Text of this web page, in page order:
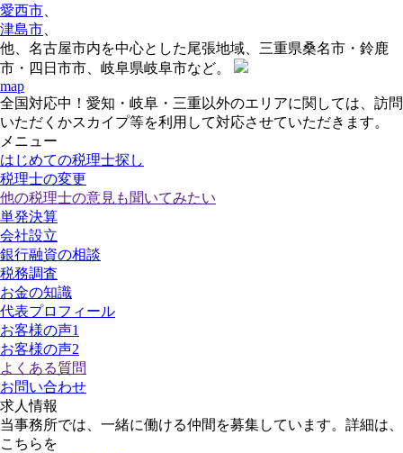
愛西市
津島市
他、名古屋市内を中心とした尾張地域、三重県桑名市・鈴鹿
市・四日市市、岐阜県岐阜市など。
map
全国対応中！愛知・岐阜・三重以外のエリアに関しては、訪問
いただくかスカイプ等を利用して対応させていただきます。
メニュー
はじめての税理士探し
税理士の変更
他の税理士の意見も聞いてみたい
単発決算
会社設立
銀行融資の相談
税務調査
お金の知識
代表プロフィール
お客様の声1
お客様の声2
よくある質問
お問い合わせ
求人情報
当事務所では、一緒に働ける仲間を募集しています。詳細は、
こちらを